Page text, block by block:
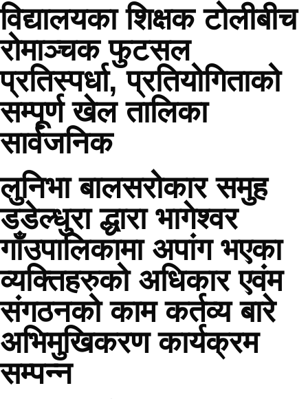
विद्यालयका शिक्षक टोलीबीच
रोमाञ्चक फुटसल
प्रतिस्पर्धा, प्रतियोगिताको
सम्पूर्ण खेल तालिका
सार्वजनिक
लुनिभा बालसरोकार समुह
डडेल्धुरा द्धारा भागेश्वर
गाँउपालिकामा अपांग भएका
व्यक्तिहरुको अधिकार एवंम
संगठनको काम कर्तव्य बारे
अभिमुखिकरण कार्यक्रम
सम्पन्न